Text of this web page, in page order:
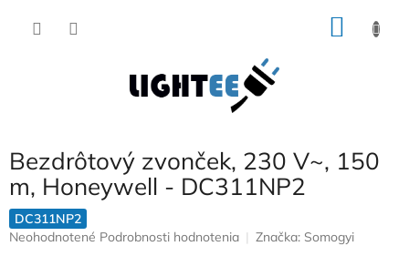
Bezdrôtový zvonček, 230 V~, 150
m, Honeywell - DC311NP2
DC311NP2
Priemerné
Neohodnotené Podrobnosti hodnotenia Značka: Somogyi